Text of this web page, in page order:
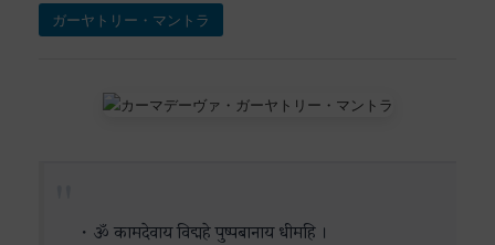
ガーヤトリー・マントラ
・ॐ कामदेवाय विद्महे पुष्पबानाय धीमहि ।